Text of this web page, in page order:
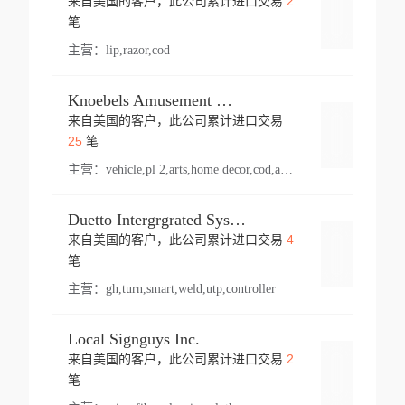
笔
主营： lip,razor,cod
Knoebels Amusement Resort
来自美国的客户，此公司累计进口交易
25笔
主营： vehicle,pl 2,arts,home decor,cod,amusement ride,sea
Duetto Intergrgrated Systems Inc.
来自美国的客户，此公司累计进口交易 4
笔
主营： gh,turn,smart,weld,utp,controller
Local Signguys Inc.
来自美国的客户，此公司累计进口交易 2
笔